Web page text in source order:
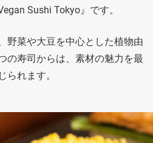
Sushi Tokyo』です。
野菜や大豆を中心とした植物由
の寿司からは、素材の魅力を最
られます。